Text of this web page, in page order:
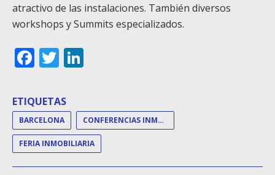
atractivo de las instalaciones. También diversos
workshops y Summits especializados.
Facebook
Twitter
ETIQUETAS
BARCELONA CONFERENCIAS INMOBILIARIAS
FERIA INMOBILIARIA